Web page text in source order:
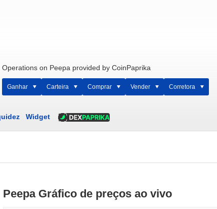
Operations on Peepa provided by CoinPaprika
Ganhar Carteira Comprar Vender Corretora
Widget
Peepa Gráfico de preços ao vivo